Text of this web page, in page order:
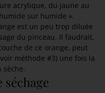
acrylique, du jaune au
sur humide ».
est un peu trop diluée
du pinceau. Il faudrait,
de ce orange, peut
méthode #3) une fois la
sèche.